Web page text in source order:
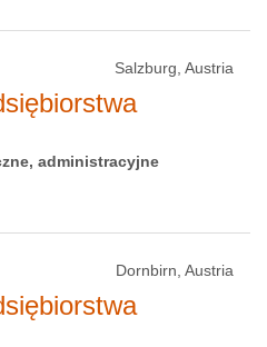
Salzburg, Austria
administracyjne
Dornbirn, Austria